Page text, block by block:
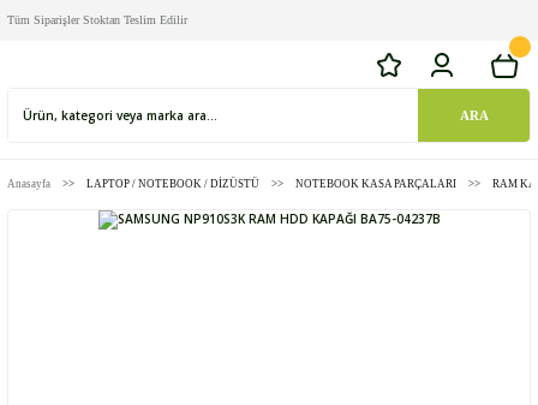
Tüm Siparişler Stoktan Teslim Edilir
ARA
Anasayfa LAPTOP / NOTEBOOK / DİZÜSTÜ NOTEBOOK KASA PARÇALARI RAM